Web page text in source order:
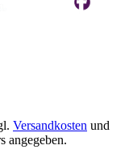
Versandkosten und
angegeben.